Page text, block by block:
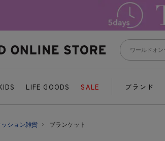
LIFE GOODS SALE ブランド
ッション雑貨 ブランケット